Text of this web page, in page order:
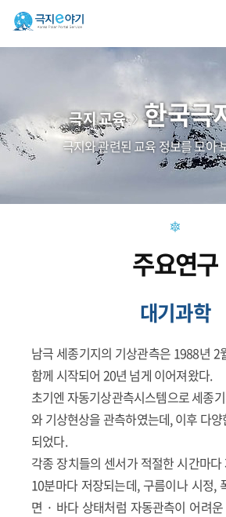
극지 교육 한국극
극지와 관련된 교육 정보를 모아
주요연구
대기과학
남극 세종기지의 기상관측은 1988년 2
함께 시작되어 20년 넘게 이어져왔다.
초기엔 자동기상관측시스템으로 세종
와 기상현상을 관측하였는데, 이후 다
되었다.
각종 장치들의 센서가 적절한 시간마
10분마다 저장되는데, 구름이나 시정,
면 · 바다 상태처럼 자동관측이 어려